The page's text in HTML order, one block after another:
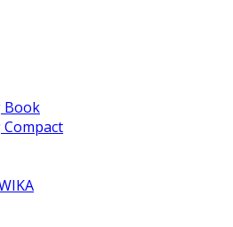
Book
Compact